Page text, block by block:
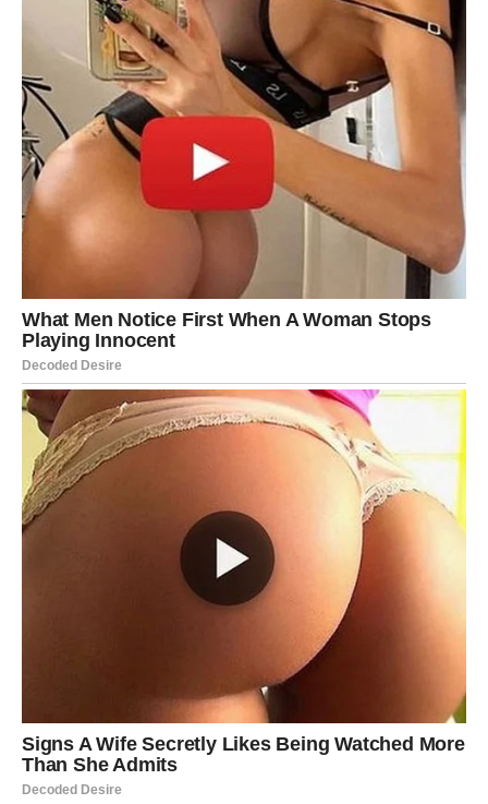
Intuicija vam pomaže da donesete pravu odluku.
Jedna vijest donosi vam mir koji dugo tražite.
Poruka dana
Slušajte svoj unutrašnji glas.
Duša vam pokazuje pravi smjer
Pred vama su emotivni trenuci.
Petak 5. juna donosi neočekivane vijesti i promjene koje
bi mogle djelovati zbunjujuće na prvi pogled. Međutim,
zvijezde pokazuju da se iza tih obrta kriju prilike koje
vode prema nečemu mnogo boljem.
Najviše će se izdvojiti Vodolije, Škorpije i Djevice
će se planovi promijeniti, ali upravo zahvaljujući tome
dolaze do nečega vrijednog.
Ponekad ono što smatramo preprekom zapravo je prečica
do sreće. Upravo takvu lekciju donosi ovaj petak.